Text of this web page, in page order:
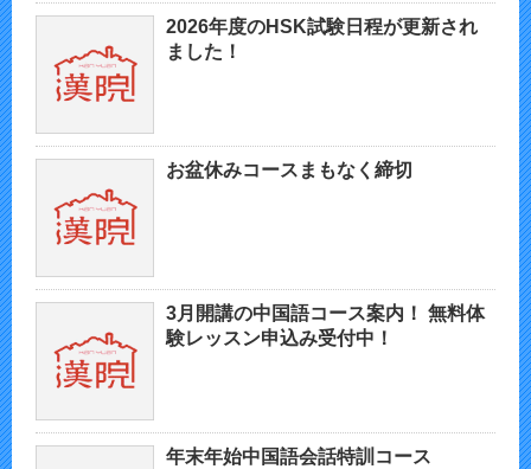
2026年度のHSK試験日程が更新され
ました！
お盆休みコースまもなく締切
3月開講の中国語コース案内！ 無料体
験レッスン申込み受付中！
年末年始中国語会話特訓コース